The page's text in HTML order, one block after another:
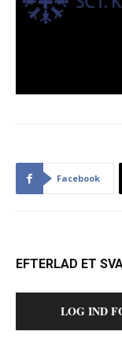
Facebook
EFTERLAD ET
LOG IND